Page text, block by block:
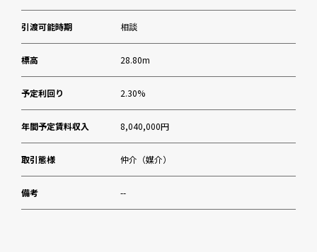
引渡可能時期 相談
標高 28.80m
予定利回り 2.30%
年間予定賃料収入 8,040,000円
取引態様 仲介（媒介）
備考 --